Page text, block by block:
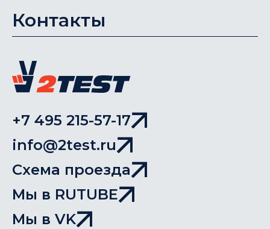
Контакты
+7 495 215-57-17
info@2test.ru
Схема проезда
Мы в RUTUBE
Мы в VK